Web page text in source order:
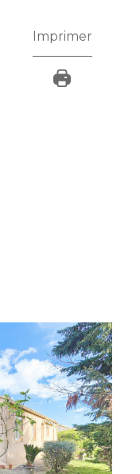
Imprimer